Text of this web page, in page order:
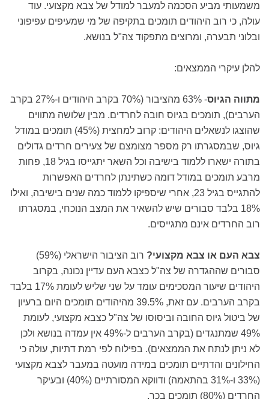
משמעותי מביע הסכמה למעבר למודל של צבא מקצועי. עוד
עולה, כי רוב היהודים תומכים בתקיפה של מי שמעיפים עפיפוני
ובלוני תבערה, ומרוצים מתפקוד צה"ל בנושא.
להלן עיקרי הממצאים:
מתווה הגיוס
- 63% מהציבור (70% בקרב היהודים ו-27% בקרב
הערבים), תומכים בגיוס חובה לחרדים. מבין שלושה מתווים
שהוצגו לנשאלים היהודים: קרוב למחצית (45%) תומכים במודל
גיוס, שבמסגרתו רק מספר מצומצם של צעירים חרדים גדולים
בתורה ישארו ללמוד בישיבה וכל השאר יתגייסו בגיל 18, פחות
מרבע תומכים במודל דומה כשתינתן לחרדים האפשרות
להתגייס בגיל 23, אחרי שיספיקו ללמוד כמה שנים בישיבה, ואילו
18% בלבד סבורים שיש להשאיר את המצב הנוכחי, במסגרתו
רוב החרדים אינם מתגייסים.
צבא העם או צבא מקצועי?
רוב הציבור הישראלי (59%)
סבורים שההגדרה של צה"ל כצבא העם עדיין נכונה, בקרוב
היהודים שיעור המסכימים עומד על שני שליש לעומת 17% בלבד
בקרב הערבים. עם זאת, 39.5% מהיהודים תומכים היום ברעיון
של ביטול גיוס החובה וביסוסו של צה"ל כצבא מקצועי, לעומת
49% שמתנגדים (בקרב הערבים ל-49% אין עמדה בנושא ולכן
לא ניתן לנתח את הממצאים). בפילוח לפי רמת דתיות, עולה כי
החילונים והדתיים תומכים במידה מועטה במעבר לצבא מקצועי
(33% ו-31% בהתאמה) ודווקא המסורתיים (40%) ובעיקר
החרדים (80%) תומכים בכך.